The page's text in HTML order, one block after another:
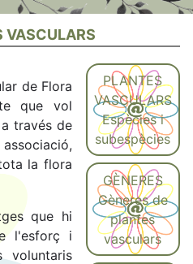
VASCULARS
de Flora
que vol
través de
la flora
que hi
l'esforç i
voluntaris
PLANTES
VASCULARS
Espècies i
subespècies
GÈNERES
Gèneres de
plantes
vasculars